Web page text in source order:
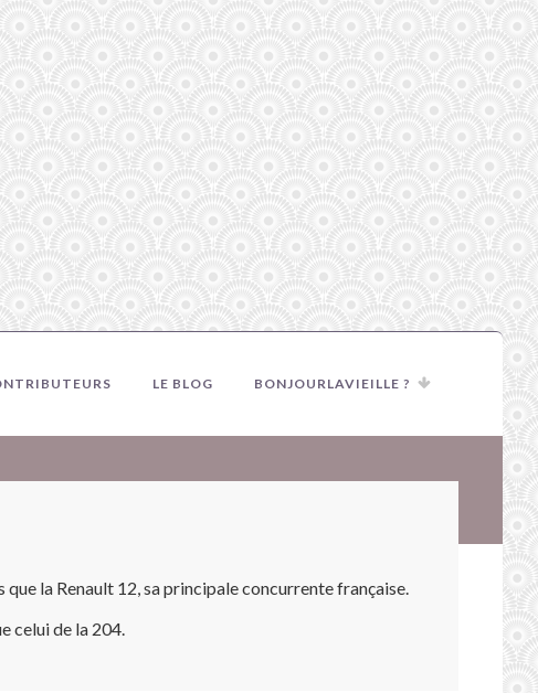
LE BLOG BONJOURLAVIEILLE ?
la Renault 12, sa principale concurrente française.
celui de la 204.